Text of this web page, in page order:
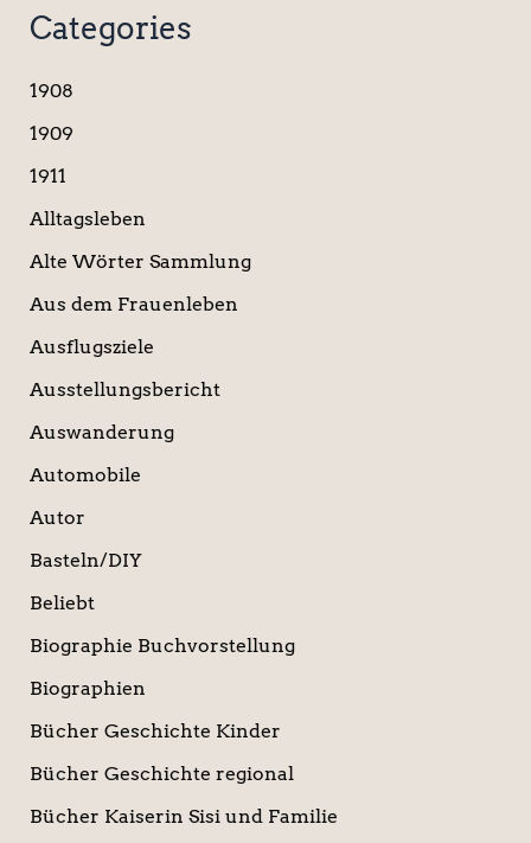
c
h
n
a
h
Categories
1908
1909
1911
Alltagsleben
Alte Wörter Sammlung
Aus dem Frauenleben
Ausflugsziele
Ausstellungsbericht
Auswanderung
Automobile
Autor
Basteln/DIY
Beliebt
Biographie Buchvorstellung
Biographien
Bücher Geschichte Kinder
Bücher Geschichte regional
Bücher Kaiserin Sisi und Familie